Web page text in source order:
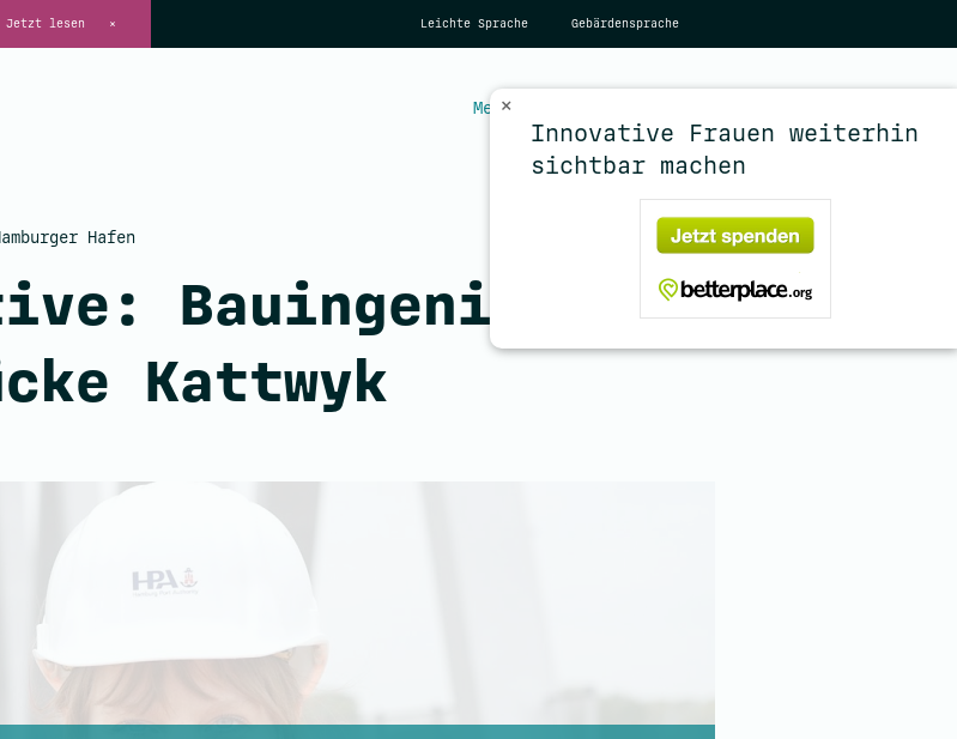
×
Innovative Frauen weiterhin
sichtbar machen
Jetzt lesen × Leichte Sprache Gebärdensprache
Menü
Hafen
Bauingenieurin
Kattwyk